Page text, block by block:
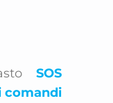
SOS
comandi